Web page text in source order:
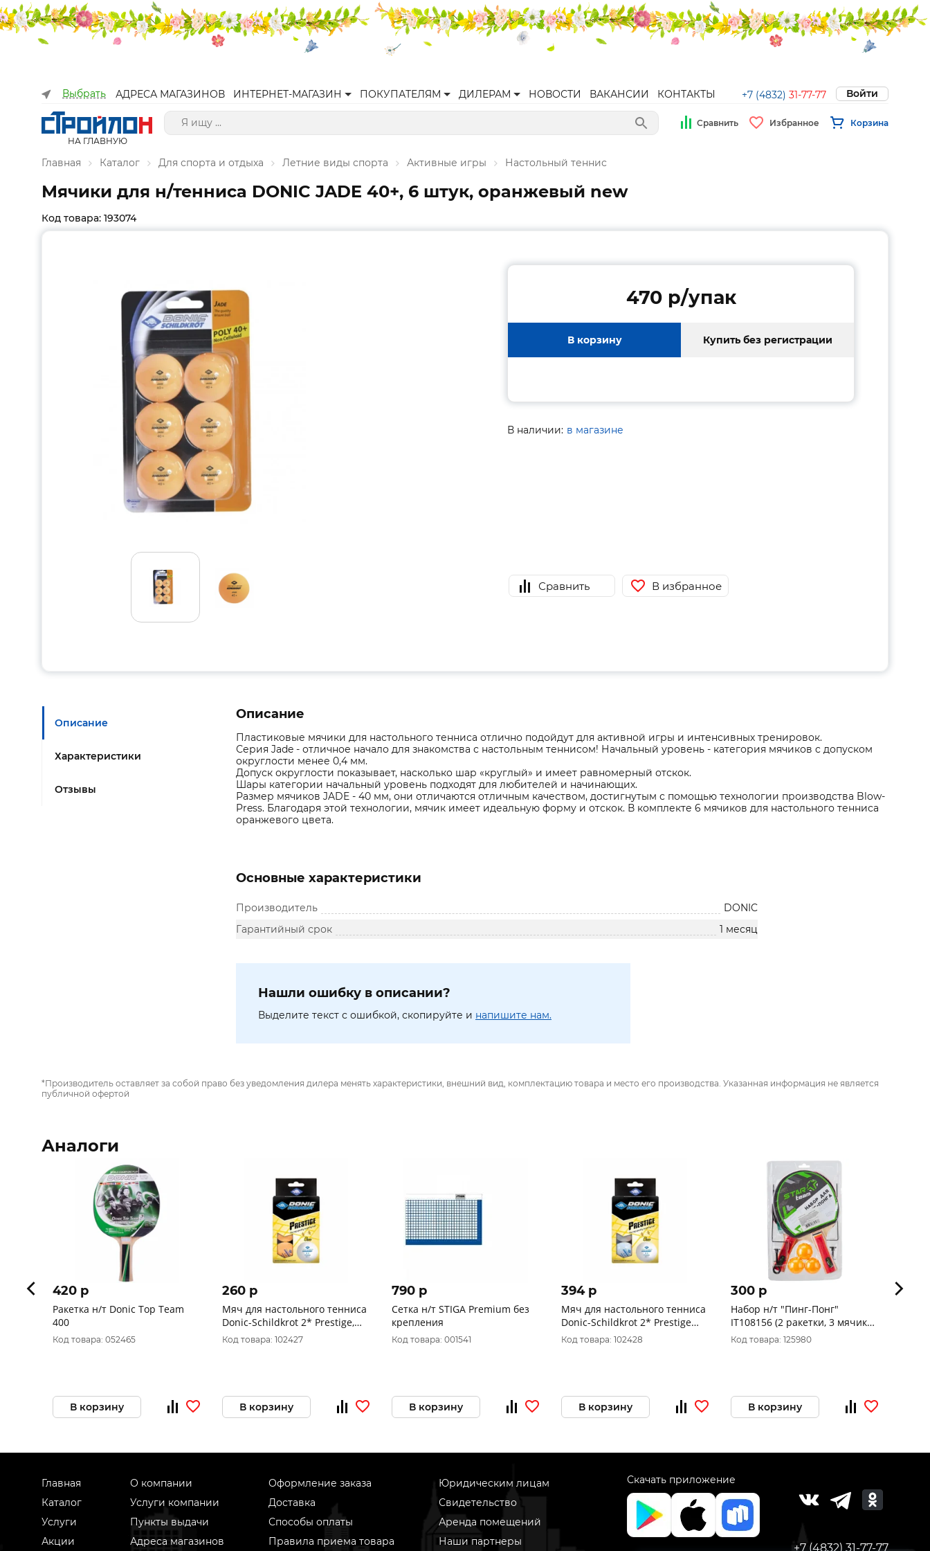
Выбрать АДРЕСА МАГАЗИНОВ ИНТЕРНЕТ-МАГАЗИН ПОКУПАТЕЛЯМ ДИЛЕРАМ НОВОСТИ ВАКАНСИИ КОНТАКТЫ +7 (4832) 31-77-77 Войти
НА ГЛАВНУЮ
Сравнить Избранное Корзина
Главная Каталог Для спорта и отдыха Летние виды спорта Активные игры Настольный теннис
Мячики для н/тенниса DONIC JADE 40+, 6 штук, оранжевый new
Код товара: 193074
470 p/упак
В корзину Купить без регистрации
В наличии: в магазине
Сравнить В избранное
Описание
Характеристики
Отзывы
Описание
Пластиковые мячики для настольного тенниса отлично подойдут для активной игры и интенсивных тренировок.
Серия Jade - отличное начало для знакомства с настольным теннисом! Начальный уровень - категория мячиков c допуском
округлости менее 0,4 мм.
Допуск округлости показывает, насколько шар «круглый» и имеет равномерный отскок.
Шары категории начальный уровень подходят для любителей и начинающих.
Размер мячиков JADE - 40 мм, они отличаются отличным качеством, достигнутым с помощью технологии производства Blow-
Press. Благодаря этой технологии, мячик имеет идеальную форму и отскок. В комплекте 6 мячиков для настольного тенниса
оранжевого цвета.
Основные характеристики
Производитель
DONIC
Гарантийный срок
1 месяц
Нашли ошибку в описании?
Выделите текст с ошибкой, скопируйте и напишите нам.
*Производитель оставляет за собой право без уведомления дилера менять характеристики, внешний вид, комплектацию товара и место его производства. Указанная информация не является
публичной офертой
Аналоги
420 p
Ракетка н/т Donic Top Team
400
Код товара: 052465
В корзину
260 p
Мяч для настольного тенниса
Donic-Schildkrot 2* Prestige,
оранжевый (6 шт.), коробка
Код товара: 102427
В корзину
790 p
Сетка н/т STIGA Premium без
крепления
Код товара: 001541
В корзину
394 p
Мяч для настольного тенниса
Donic-Schildkrot 2* Prestige
белый (6 шт.) коробка
Код товара: 102428
В корзину
300 p
Набор н/т "Пинг-Понг"
IT108156 (2 ракетки, 3 мячика,
сетка), блистер
Код товара: 125980
В корзину
560
Главная
Каталог
Услуги
Акции
О компании
Услуги компании
Пункты выдачи
Адреса магазинов
Оформление заказа
Доставка
Способы оплаты
Правила приема товара
Юридическим лицам
Свидетельство
Аренда помещений
Наши партнеры
Скачать приложение
+7 (4832) 31-77-77